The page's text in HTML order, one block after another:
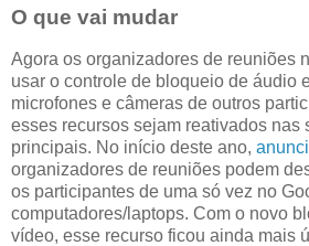
O que vai mudar
Agora os organizadores de reuniões
usar o controle de bloqueio de áudio
microfones e câmeras de outros
esses recursos sejam reativados nas
principais. No início deste ano,
organizadores de reuniões podem
os participantes de uma só vez no
computadores/laptops. Com o novo
vídeo, esse recurso ficou ainda mais